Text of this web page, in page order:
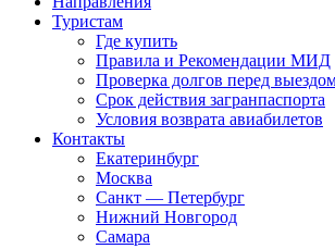
Туристам
Где купить
Правила и Рекомендации МИД
Проверка долгов перед
Срок действия загранпаспорта
Условия возврата авиабилетов
Контакты
Екатеринбург
Москва
Санкт — Петербург
Нижний Новгород
Самара